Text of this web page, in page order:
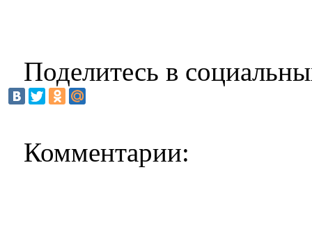
Поделитесь в
Комментарии: